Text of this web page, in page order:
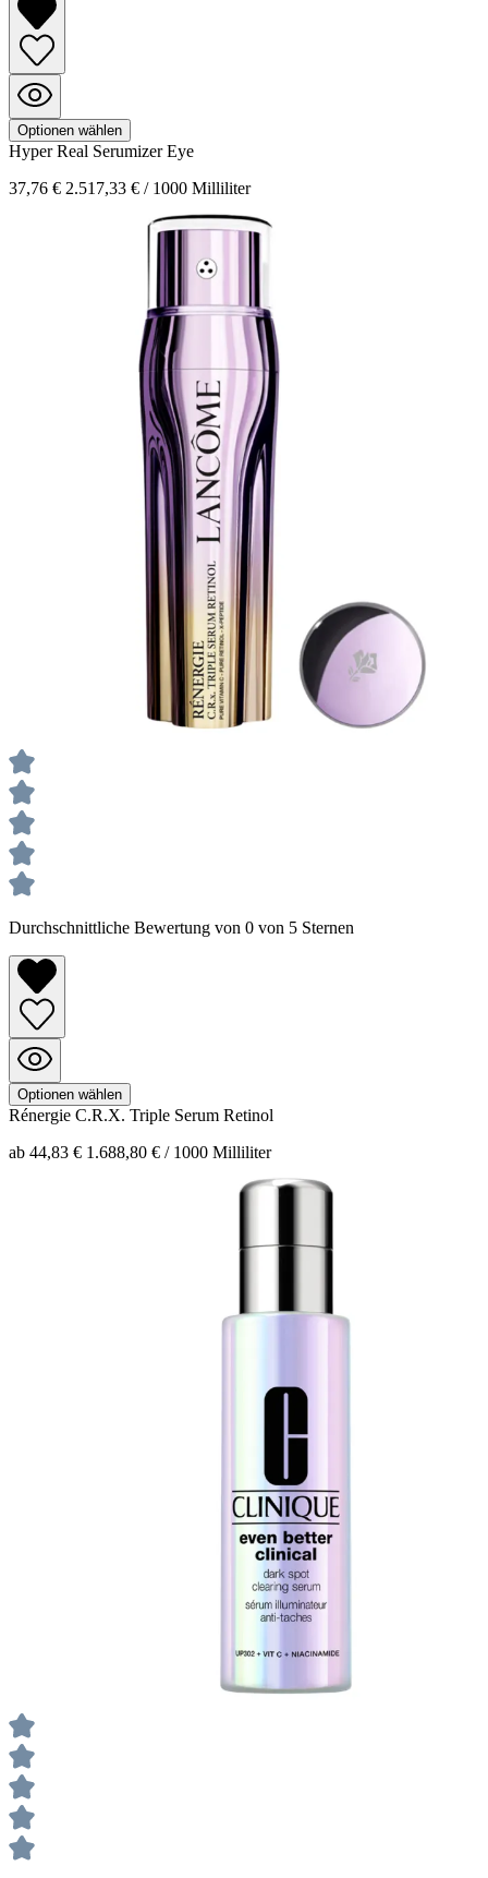
Optionen wählen
Hyper Real Serumizer Eye
37,76 € 2.517,33 € / 1000 Milliliter
Durchschnittliche Bewertung von 0 von 5 Sternen
Optionen wählen
Rénergie C.R.X. Triple Serum Retinol
ab 44,83 € 1.688,80 € / 1000 Milliliter